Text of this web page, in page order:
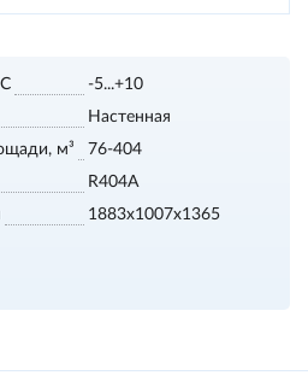
-5...+10
Настенная
м³
76-404
R404A
1883х1007х1365